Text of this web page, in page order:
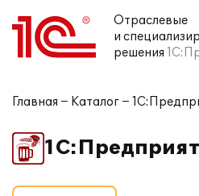
Отраслевые
и
решения
Главная Каталог